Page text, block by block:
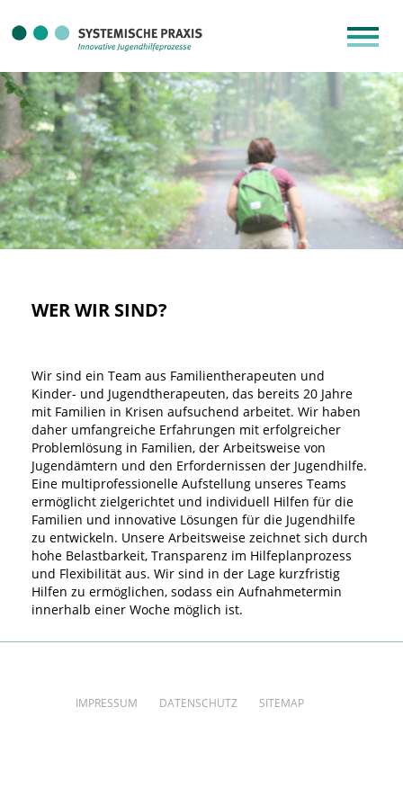
WER WIR SIND?
Wir sind ein Team aus Familientherapeuten und
Kinder- und Jugendtherapeuten, das bereits 20 Jahre
mit Familien in Krisen aufsuchend arbeitet. Wir haben
daher umfangreiche Erfahrungen mit erfolgreicher
Problemlösung in Familien, der Arbeitsweise von
Jugendämtern und den Erfordernissen der Jugendhilfe.
Eine multiprofessionelle Aufstellung unseres Teams
ermöglicht zielgerichtet und individuell Hilfen für die
Familien und innovative Lösungen für die Jugendhilfe
zu entwickeln. Unsere Arbeitsweise zeichnet sich durch
hohe Belastbarkeit, Transparenz im Hilfeplanprozess
und Flexibilität aus. Wir sind in der Lage kurzfristig
Hilfen zu ermöglichen, sodass ein Aufnahmetermin
innerhalb einer Woche möglich ist.
IMPRESSUM DATENSCHUTZ SITEMAP